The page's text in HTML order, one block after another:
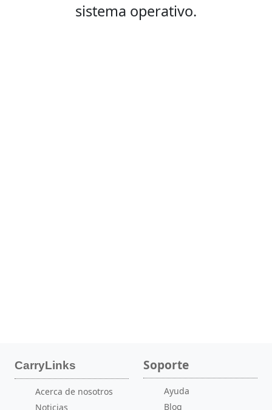
sistema operativo.
CarryLinks
Acerca de nosotros
Noticias
Soporte
Ayuda
Blog